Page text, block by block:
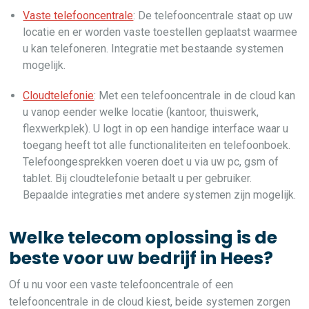
Vaste telefooncentrale: De telefooncentrale staat op uw
locatie en er worden vaste toestellen geplaatst waarmee
u kan telefoneren. Integratie met bestaande systemen
mogelijk.
Cloudtelefonie: Met een telefooncentrale in de cloud kan
u vanop eender welke locatie (kantoor, thuiswerk,
flexwerkplek). U logt in op een handige interface waar u
toegang heeft tot alle functionaliteiten en telefoonboek.
Telefoongesprekken voeren doet u via uw pc, gsm of
tablet. Bij cloudtelefonie betaalt u per gebruiker.
Bepaalde integraties met andere systemen zijn mogelijk.
Welke telecom oplossing is de
beste voor uw bedrijf in Hees?
Of u nu voor een vaste telefooncentrale of een
telefooncentrale in de cloud kiest, beide systemen zorgen